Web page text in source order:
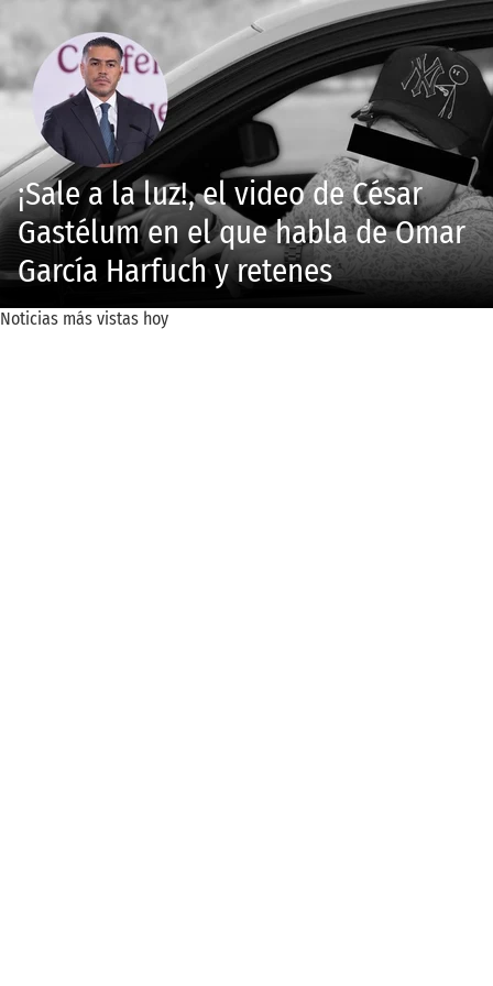
¡Sale a la luz!, el video de César
Gastélum en el que habla de Omar
García Harfuch y retenes
Noticias más vistas hoy